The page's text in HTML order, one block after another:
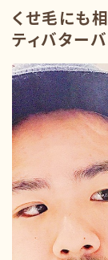
サロンワーク
くせ毛にも
ティバター